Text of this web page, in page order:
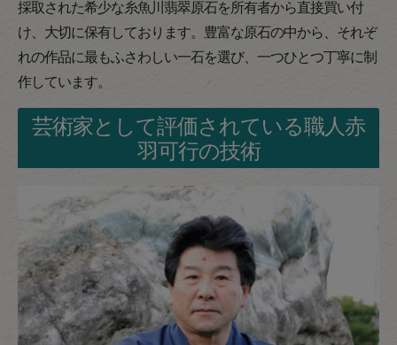
採取された希少な糸魚川翡翠原石を所有者から直接買い付
け、大切に保有しております。豊富な原石の中から、それぞ
れの作品に最もふさわしい一石を選び、一つひとつ丁寧に制
作しています。
芸術家として評価されている職人赤
羽可行の技術